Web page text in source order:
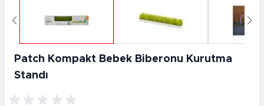
Patch Kompakt Bebek Biberonu Kurutma
Standı